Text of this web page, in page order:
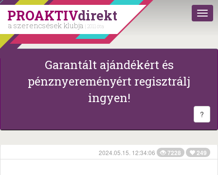
PROAKTIVdirekt
a szerencsések klubja | 2011 óta
Garantált ajándékért és
pénznyereményért regisztrálj
ingyen!
?
2024.05.15. 12:34:06 7228 249